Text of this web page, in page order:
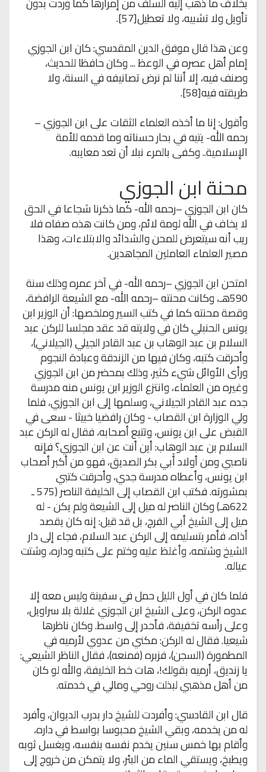
تأويل ولا تشبيه، ولا تعطيل[57].
وعن هذا قال موفق الدين المقدسي: كان ابن الجوزي
إمام أهل عصره في الوعظ ... وكان حافظا للحديث،
وصنف فيه، إلا أننا لم نرض تصانيفه في السنة، ولا
طريقته فيه[58].
وأقول: إنا ما أخذه العلماء الثقات على ابن الجوزي –
رحمه الله- يتيه في بحار حسناته وما قدمه للأمة
الإسلامية.. وكفى بالمرء نبلا أن تعد معايبه.
محنة ابن الجوزي
كان ابن الجوزي –رحمه الله- كما ذكرنا شجاعا في الحق
لا يخاف في الله لومة لائم، ومن كانت هذه صفاه فلا
ريب أنه سيتعرض للمحن والشدائد والابتلاءات، وهذا
مصير العلماء العاملين المجاهدين.
امتحن ابن الجوزي –رحمه الله- في آخر عمره وذلك سنة
590هـ، وكانت محنته –رحمه الله- مع الشيعة الرافضة،
وقصة محنته كما في كتب السير وملخصها: أن الوزير ابن
يونس الحنبلي كان في ولايته قد عقد مجلسا للركن عبد
السلام بن عبد الوهاب بن عبد القادر الجيلي (الجيلاني)،
وأحرقت كتبه، وكان فيها من الزندقة وعبادة النجوم
ورأى الأوائل شيء كثير، وذلك بمحضر من ابن الجوزي
وغيره من العلماء، وانتزع الوزير ابن يونس منه مدرسة
جده عبد القادر الجيلاني، وسلمها إلى ابن الجوزي، فلما
ولي الوزارة ابن القصاب - وكان رافضيا خبيثا - سعى في
القبض على ابن يونس، وتتبع أصحابه، فقال له الركن عبد
السلام بن عبد الوهاب: أين أنت عن ابن الجوزي؟ فإنه
ناصبي ومن أولاد أَبي بكر الصديق، فهو من أكبر أصحاب
ابن يونس، وأعطاه مدرسة جدي، وأحرقت كتبي
بمشورته. فكتب ابن القصاب إلى الخليفة الناصر (575 ـ
622هـ) وكان الناصر له ميل إلى الشيعة ولم يكن - له
ميل إلى الشيخ أبي الفرج، بل قد قيل: إنه كان يقصد
أذاه، فأمر بتسليمه إلى الركن عبد السلام، فجاء إلى دار
الشيخ وشتمه، وأغلظ عليه وختم على كتبه وداره، وشتت
عياله.
فلما كان في أول الليل حمل في سفينة وليس معه إلا
عدوه الركن، وعلى الشيخ ابن الجوزي غلالة بلا سراويل،
وعلى رأسه تخفيفة، فأحدر إلى واسط. وكان ناظرها
شيعيا. فقال له الركن: مكني من عدوي لأرميه في
المطمورة (السجن)، فزبره (فمنعه)، فقال الناظر الشيعي:
يا زنديق، أرميه بقولك!، هات خط الخليفة، والله لو كان
من أهل مذهبي لبذلت روحي ومالي في خدمته.
قال ابن القادسي: وأفردت للشيخ دار بدرب الديوان، وأفرد
له من يخدمه، وبقي الشيخ محبوسا بواسط في داره،
وأقام بها خمس سنين يخدم نفسه بنفسه، ويغسل ثوبه
ويطبخ، ويستقي الماء من البئر، ولا يتمكن من خروج إلى